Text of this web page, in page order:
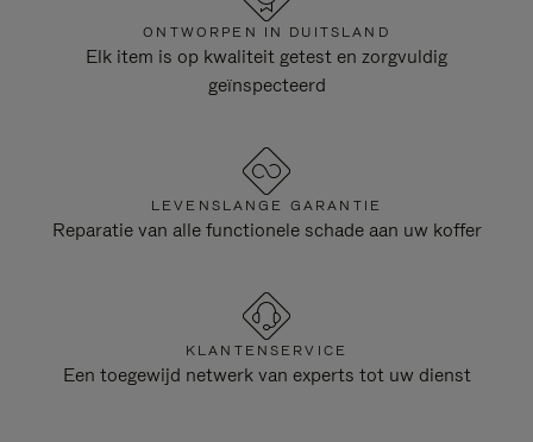
ONTWORPEN IN DUITSLAND
Elk item is op kwaliteit getest en zorgvuldig
geïnspecteerd
LEVENSLANGE GARANTIE
Reparatie van alle functionele schade aan uw koffer
KLANTENSERVICE
Een toegewijd netwerk van experts tot uw dienst